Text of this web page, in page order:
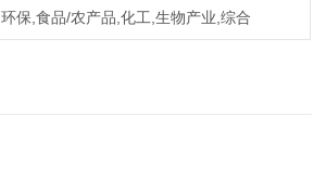
环保,食品/农产品,化工,生物产业,综合